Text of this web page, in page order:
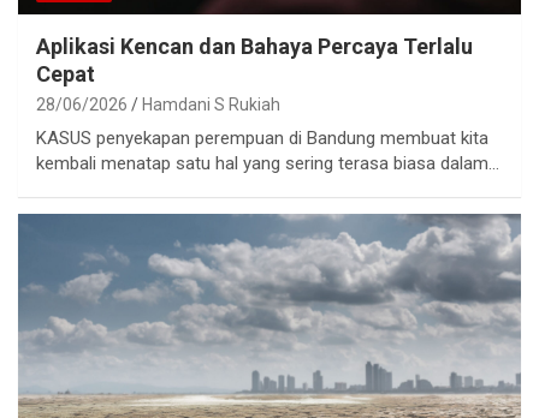
Aplikasi Kencan dan Bahaya Percaya Terlalu
Cepat
28/06/2026 Hamdani S Rukiah
KASUS penyekapan perempuan di Bandung membuat kita
kembali menatap satu hal yang sering terasa biasa dalam…